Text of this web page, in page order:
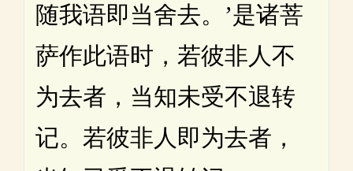
随我语即当舍去。’是诸菩
萨作此语时，若彼非人不
为去者，当知未受不退转
记。若彼非人即为去者，